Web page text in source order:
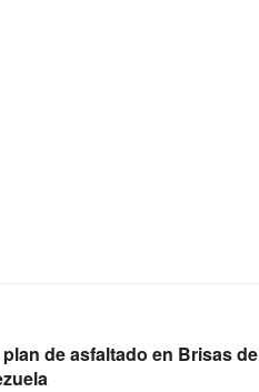
de asfaltado en Brisas de